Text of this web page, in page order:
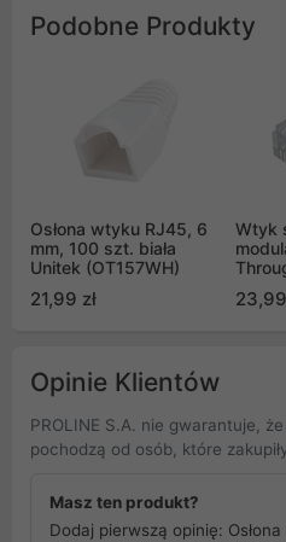
Podobne Produkty
Osłona wtyku RJ45, 6
mm, 100 szt. biała
Unitek (OT157WH)
21,99 zł
Wtyk
Opinie Klientów
PROLINE S.A. nie gwarantuje,
pochodzą od osób, które
Masz ten produkt?
Dodaj pierwszą opinię: